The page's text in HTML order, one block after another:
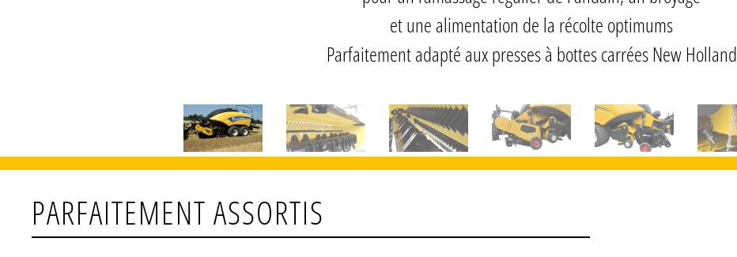
et une alimentation de la récolte optimums
Parfaitement adapté aux presses à bottes carrées New Holland
PARFAITEMENT ASSORTIS